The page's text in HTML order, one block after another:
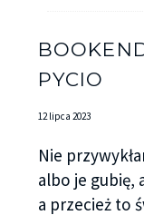
PYCIO
12 lipca 2023
Nie
albo je gubię,
a przecież to